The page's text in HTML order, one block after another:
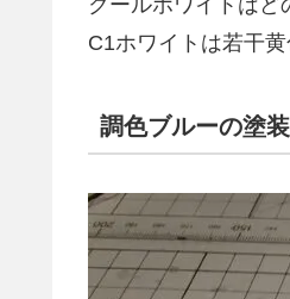
クールホワイトはど
C1ホワイトは若干
調色ブルーの塗装